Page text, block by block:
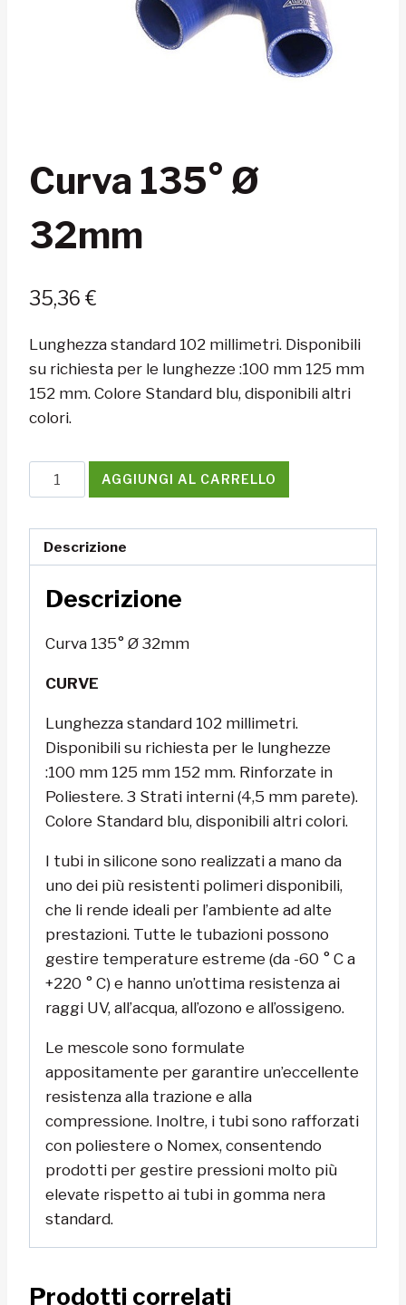
Curva 135° Ø
32mm
35,36 €
Lunghezza standard 102 millimetri. Disponibili
su richiesta per le lunghezze :100 mm 125 mm
152 mm. Colore Standard blu, disponibili altri
colori.
Curva
135°
32mm
quantità
AGGIUNGI AL CARRELLO
Descrizione
Descrizione
Curva 135° Ø 32mm
CURVE
Lunghezza standard 102 millimetri.
Disponibili su richiesta per le lunghezze
:100 mm 125 mm 152 mm. Rinforzate in
Poliestere. 3 Strati interni (4,5 mm parete).
Colore Standard blu, disponibili altri colori.
I tubi in silicone sono realizzati a mano da
uno dei più resistenti polimeri disponibili,
che li rende ideali per l’ambiente ad alte
prestazioni. Tutte le tubazioni possono
gestire temperature estreme (da -60 ° C a
+220 ° C) e hanno un’ottima resistenza ai
raggi UV, all’acqua, all’ozono e all’ossigeno.
Le mescole sono formulate
appositamente per garantire un’eccellente
resistenza alla trazione e alla
compressione. Inoltre, i tubi sono rafforzati
con poliestere o Nomex, consentendo
prodotti per gestire pressioni molto più
elevate rispetto ai tubi in gomma nera
standard.
Prodotti correlati